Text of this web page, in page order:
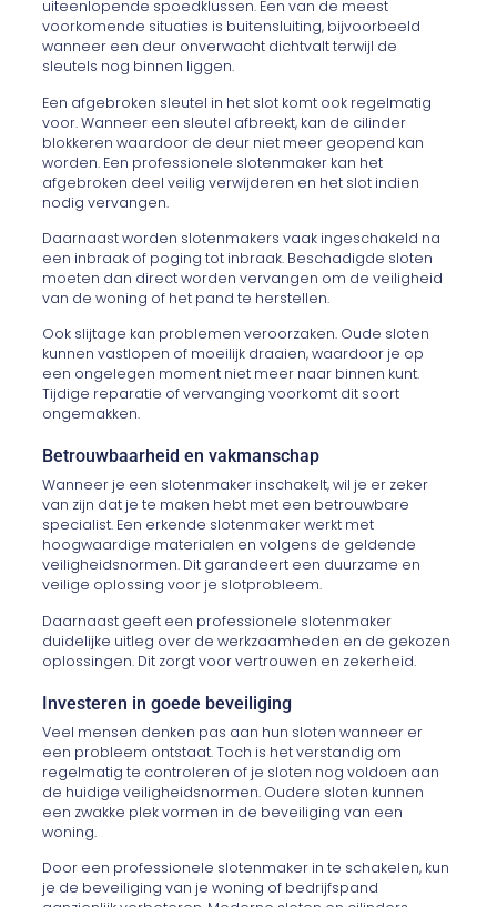
uiteenlopende spoedklussen. Een van de meest
voorkomende situaties is buitensluiting, bijvoorbeeld
wanneer een deur onverwacht dichtvalt terwijl de
sleutels nog binnen liggen.
Een afgebroken sleutel in het slot komt ook regelmatig
voor. Wanneer een sleutel afbreekt, kan de cilinder
blokkeren waardoor de deur niet meer geopend kan
worden. Een professionele slotenmaker kan het
afgebroken deel veilig verwijderen en het slot indien
nodig vervangen.
Daarnaast worden slotenmakers vaak ingeschakeld na
een inbraak of poging tot inbraak. Beschadigde sloten
moeten dan direct worden vervangen om de veiligheid
van de woning of het pand te herstellen.
Ook slijtage kan problemen veroorzaken. Oude sloten
kunnen vastlopen of moeilijk draaien, waardoor je op
een ongelegen moment niet meer naar binnen kunt.
Tijdige reparatie of vervanging voorkomt dit soort
ongemakken.
Betrouwbaarheid en vakmanschap
Wanneer je een slotenmaker inschakelt, wil je er zeker
van zijn dat je te maken hebt met een betrouwbare
specialist. Een erkende slotenmaker werkt met
hoogwaardige materialen en volgens de geldende
veiligheidsnormen. Dit garandeert een duurzame en
veilige oplossing voor je slotprobleem.
Daarnaast geeft een professionele slotenmaker
duidelijke uitleg over de werkzaamheden en de gekozen
oplossingen. Dit zorgt voor vertrouwen en zekerheid.
Investeren in goede beveiliging
Veel mensen denken pas aan hun sloten wanneer er
een probleem ontstaat. Toch is het verstandig om
regelmatig te controleren of je sloten nog voldoen aan
de huidige veiligheidsnormen. Oudere sloten kunnen
een zwakke plek vormen in de beveiliging van een
woning.
Door een professionele slotenmaker in te schakelen, kun
je de beveiliging van je woning of bedrijfspand